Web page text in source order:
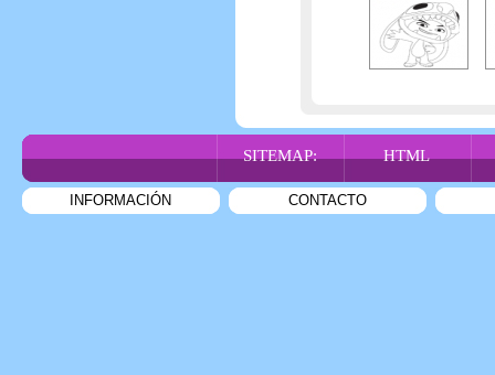
SITEMAP: HTML
INFORMACIÓN CONTACTO